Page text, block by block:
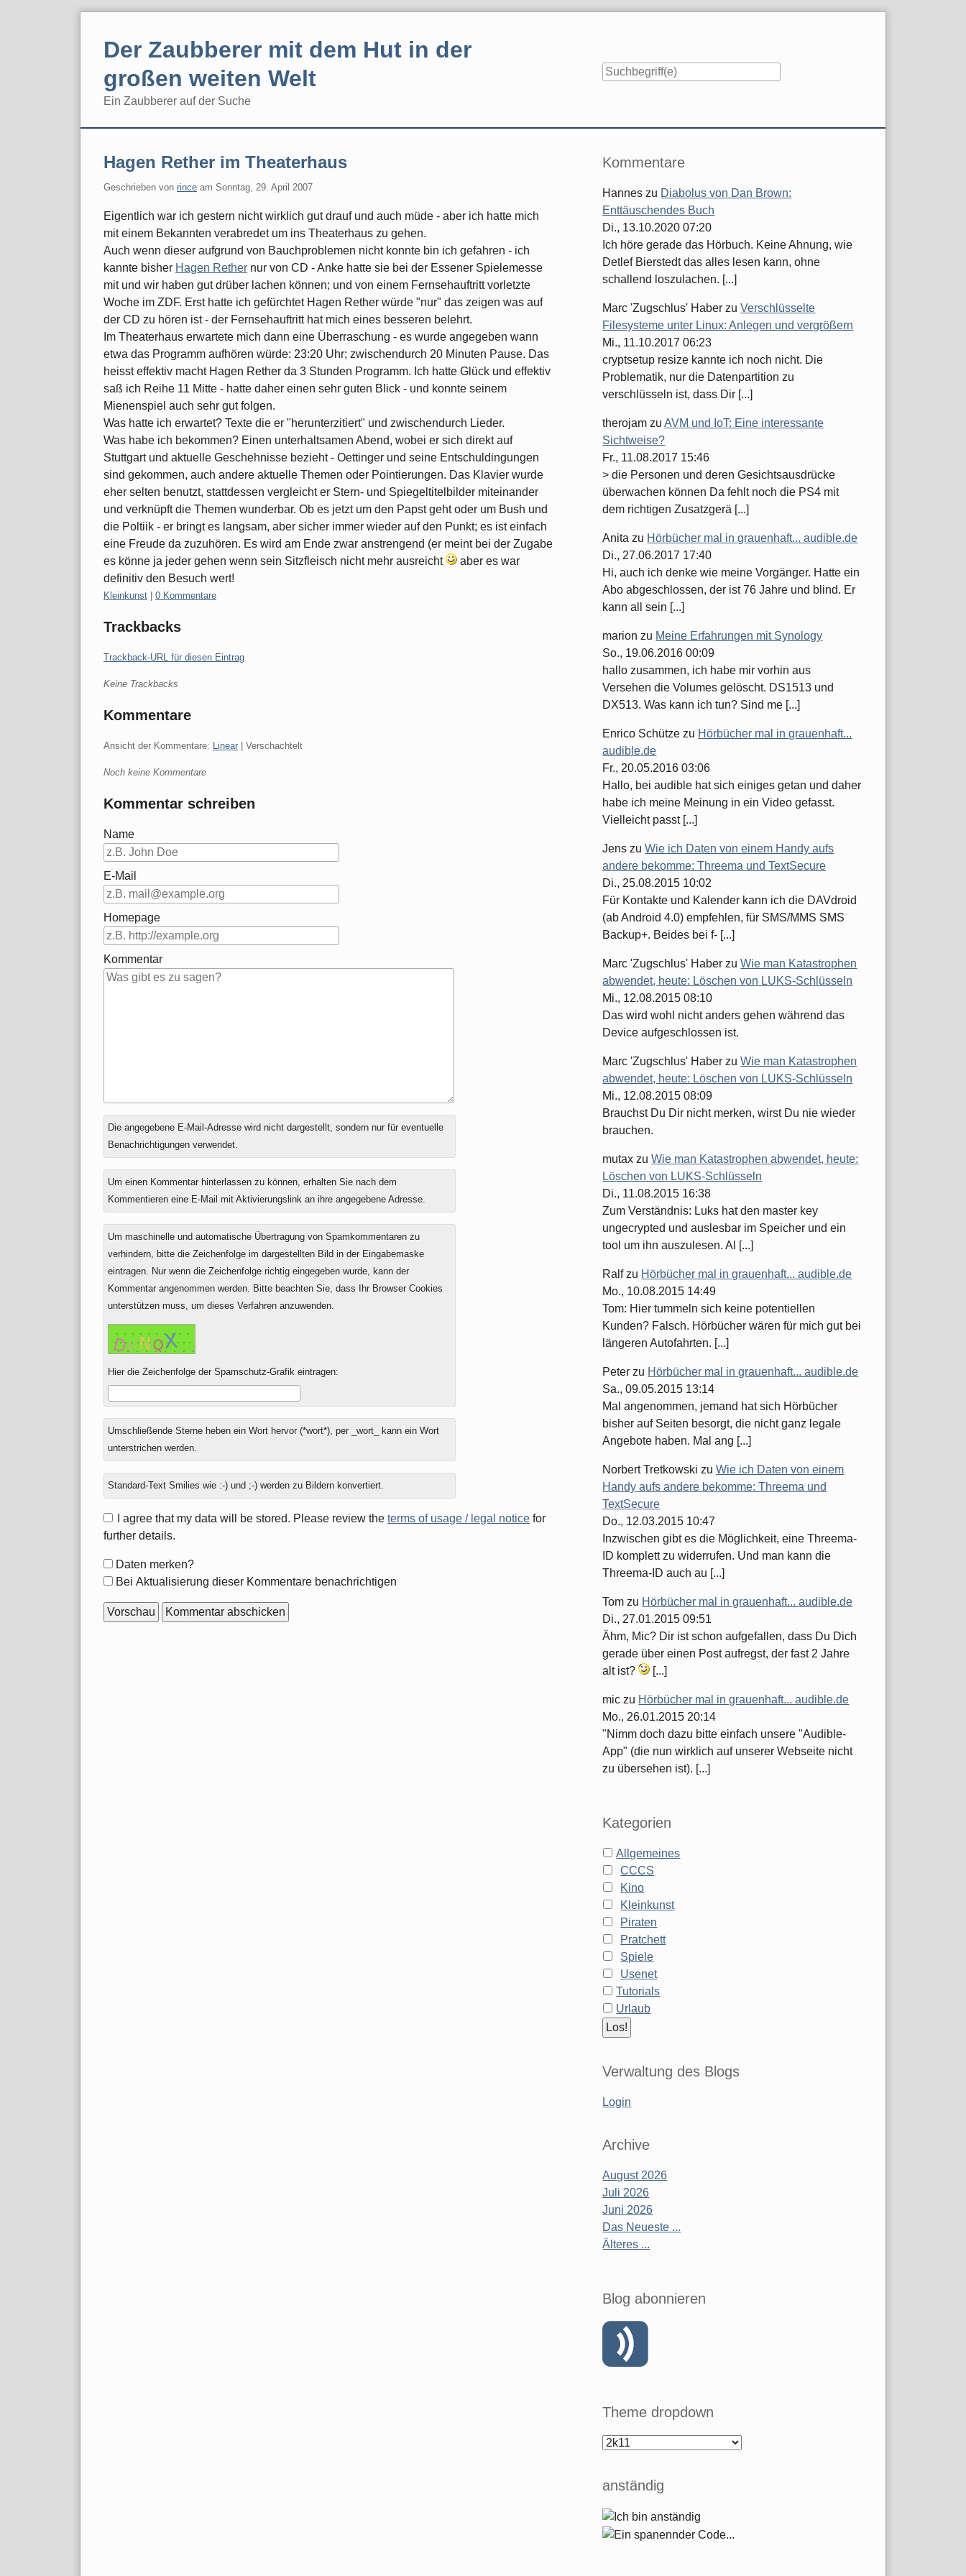
Der Zaubberer mit dem Hut in der
großen weiten Welt
Ein Zaubberer auf der Suche
Hagen Rether im Theaterhaus
Geschrieben von rince am Sonntag, 29. April 2007
Eigentlich war ich gestern nicht wirklich gut drauf und auch müde - aber ich hatte mich
mit einem Bekannten verabredet um ins Theaterhaus zu gehen.
Auch wenn dieser aufgrund von Bauchproblemen nicht konnte bin ich gefahren - ich
kannte bisher Hagen Rether nur von CD - Anke hatte sie bei der Essener Spielemesse
mit und wir haben gut drüber lachen können; und von einem Fernsehauftritt vorletzte
Woche im ZDF. Erst hatte ich gefürchtet Hagen Rether würde "nur" das zeigen was auf
der CD zu hören ist - der Fernsehauftritt hat mich eines besseren belehrt.
Im Theaterhaus erwartete mich dann eine Überraschung - es wurde angegeben wann
etwa das Programm aufhören würde: 23:20 Uhr; zwischendurch 20 Minuten Pause. Das
heisst effektiv macht Hagen Rether da 3 Stunden Programm. Ich hatte Glück und effektiv
saß ich Reihe 11 Mitte - hatte daher einen sehr guten Blick - und konnte seinem
Mienenspiel auch sehr gut folgen.
Was hatte ich erwartet? Texte die er "herunterzitiert" und zwischendurch Lieder.
Was habe ich bekommen? Einen unterhaltsamen Abend, wobei er sich direkt auf
Stuttgart und aktuelle Geschehnisse bezieht - Oettinger und seine Entschuldingungen
sind gekommen, auch andere aktuelle Themen oder Pointierungen. Das Klavier wurde
eher selten benutzt, stattdessen vergleicht er Stern- und Spiegeltitelbilder miteinander
und verknüpft die Themen wunderbar. Ob es jetzt um den Papst geht oder um Bush und
die Poltiik - er bringt es langsam, aber sicher immer wieder auf den Punkt; es ist einfach
eine Freude da zuzuhören. Es wird am Ende zwar anstrengend (er meint bei der Zugabe
es könne ja jeder gehen wenn sein Sitzfleisch nicht mehr ausreicht
aber es war
definitiv den Besuch wert!
Kategorien:
Kleinkunst 0 Kommentare
Trackbacks
Trackback-URL für diesen Eintrag
Keine Trackbacks
Kommentare
Ansicht der Kommentare: Linear | Verschachtelt
Noch keine Kommentare
Kommentar schreiben
Name
E-Mail
Homepage
Kommentar
Antwort
zu
Die angegebene E-Mail-Adresse wird nicht dargestellt, sondern nur für eventuelle
Benachrichtigungen verwendet.
Um einen Kommentar hinterlassen zu können, erhalten Sie nach dem
Kommentieren eine E-Mail mit Aktivierungslink an ihre angegebene Adresse.
Um maschinelle und automatische Übertragung von Spamkommentaren zu
verhindern, bitte die Zeichenfolge im dargestellten Bild in der Eingabemaske
eintragen. Nur wenn die Zeichenfolge richtig eingegeben wurde, kann der
Kommentar angenommen werden. Bitte beachten Sie, dass Ihr Browser Cookies
unterstützen muss, um dieses Verfahren anzuwenden.
Hier die Zeichenfolge der Spamschutz-Grafik eintragen:
Umschließende Sterne heben ein Wort hervor (*wort*), per _wort_ kann ein Wort
unterstrichen werden.
Standard-Text Smilies wie :-) und ;-) werden zu Bildern konvertiert.
I agree that my data will be stored. Please review theterms of usage / legal notice for
further details.
Formular-
Optionen
Daten merken?
Bei Aktualisierung dieser Kommentare benachrichtigen
Seitenleiste
Kommentare
Hannes zu Diabolus von Dan Brown:
Enttäuschendes Buch
Di., 13.10.2020 07:20
Ich höre gerade das Hörbuch. Keine Ahnung, wie
Detlef Bierstedt das alles lesen kann, ohne
schallend loszulachen. [...]
Marc 'Zugschlus' Haber zuVerschlüsselte
Filesysteme unter Linux: Anlegen und vergrößern
Mi., 11.10.2017 06:23
cryptsetup resize kannte ich noch nicht. Die
Problematik, nur die Datenpartition zu
verschlüsseln ist, dass Dir [...]
therojam zuAVM und IoT: Eine interessante
Sichtweise?
Fr., 11.08.2017 15:46
> die Personen und deren Gesichtsausdrücke
überwachen können Da fehlt noch die PS4 mit
dem richtigen Zusatzgerä [...]
Anita zu Hörbücher mal in grauenhaft... audible.de
Di., 27.06.2017 17:40
Hi, auch ich denke wie meine Vorgänger. Hatte ein
Abo abgeschlossen, der ist 76 Jahre und blind. Er
kann all sein [...]
marion zu Meine Erfahrungen mit Synology
So., 19.06.2016 00:09
hallo zusammen, ich habe mir vorhin aus
Versehen die Volumes gelöscht. DS1513 und
DX513. Was kann ich tun? Sind me [...]
Enrico Schütze zu Hörbücher mal in grauenhaft...
audible.de
Fr., 20.05.2016 03:06
Hallo, bei audible hat sich einiges getan und daher
habe ich meine Meinung in ein Video gefasst.
Vielleicht passt [...]
Jens zuWie ich Daten von einem Handy aufs
andere bekomme: Threema und TextSecure
Di., 25.08.2015 10:02
Für Kontakte und Kalender kann ich die DAVdroid
(ab Android 4.0) empfehlen, für SMS/MMS SMS
Backup+. Beides bei f- [...]
Marc 'Zugschlus' Haber zuWie man Katastrophen
abwendet, heute: Löschen von LUKS-Schlüsseln
Mi., 12.08.2015 08:10
Das wird wohl nicht anders gehen während das
Device aufgeschlossen ist.
Marc 'Zugschlus' Haber zuWie man Katastrophen
abwendet, heute: Löschen von LUKS-Schlüsseln
Mi., 12.08.2015 08:09
Brauchst Du Dir nicht merken, wirst Du nie wieder
brauchen.
mutax zuWie man Katastrophen abwendet, heute:
Löschen von LUKS-Schlüsseln
Di., 11.08.2015 16:38
Zum Verständnis: Luks hat den master key
ungecrypted und auslesbar im Speicher und ein
tool um ihn auszulesen. Al [...]
Ralfzu Hörbücher mal in grauenhaft... audible.de
Mo., 10.08.2015 14:49
Tom: Hier tummeln sich keine potentiellen
Kunden? Falsch. Hörbücher wären für mich gut bei
längeren Autofahrten. [...]
Peter zu Hörbücher mal in grauenhaft... audible.de
Sa., 09.05.2015 13:14
Mal angenommen, jemand hat sich Hörbücher
bisher auf Seiten besorgt, die nicht ganz legale
Angebote haben. Mal ang [...]
Norbert Tretkowski zuWie ich Daten von einem
Handy aufs andere bekomme: Threema und
TextSecure
Do., 12.03.2015 10:47
Inzwischen gibt es die Möglichkeit, eine Threema-
ID komplett zu widerrufen. Und man kann die
Threema-ID auch au [...]
Tom zu Hörbücher mal in grauenhaft... audible.de
Di., 27.01.2015 09:51
Ähm, Mic? Dir ist schon aufgefallen, dass Du Dich
gerade über einen Post aufregst, der fast 2 Jahre
alt ist?
[...]
mic zu Hörbücher mal in grauenhaft... audible.de
Mo., 26.01.2015 20:14
"Nimm doch dazu bitte einfach unsere "Audible-
App" (die nun wirklich auf unserer Webseite nicht
zu übersehen ist). [...]
Kategorien
Allgemeines
CCCS
Kino
Kleinkunst
Piraten
Pratchett
Spiele
Usenet
Tutorials
Urlaub
Verwaltung des Blogs
Login
Archive
August 2026
Juli 2026
Juni 2026
Das Neueste ...
Älteres ...
Blog abonnieren
Theme dropdown
anständig